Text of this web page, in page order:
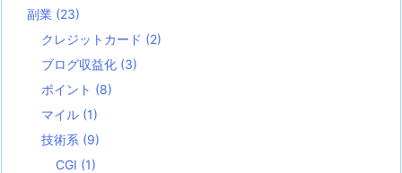
副業 (23)
クレジットカード (2)
ブログ収益化 (3)
ポイント (8)
マイル (1)
技術系 (9)
CGI (1)